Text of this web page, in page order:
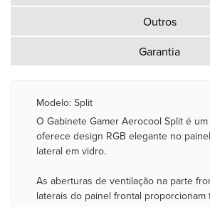
Outros
Garantia
Modelo: Split
O Gabinete Gamer Aerocool Split é
oferece design RGB elegante no
lateral em vidro.
As aberturas de ventilação na parte
laterais do painel frontal proporcionam